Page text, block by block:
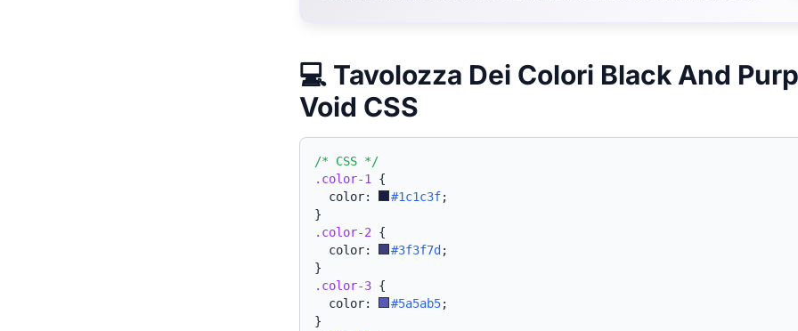
💻 Tavolozza Dei Colori Black And
Void CSS
/* CSS */
.color-1
{
  color:
#1c1c3f;
}
.color-2 {
  color:
#3f3f7d ;
}
.color-3 {
  color:
#5a5ab5;
}